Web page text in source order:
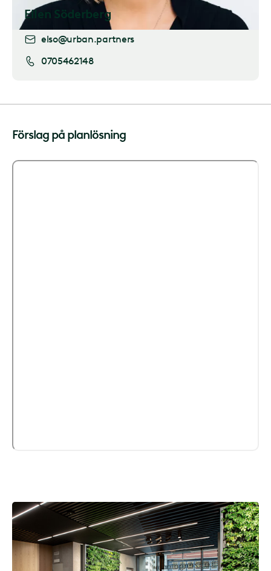
Ellen Söderberg
elso@urban.partners
0705462148
Förslag på planlösning